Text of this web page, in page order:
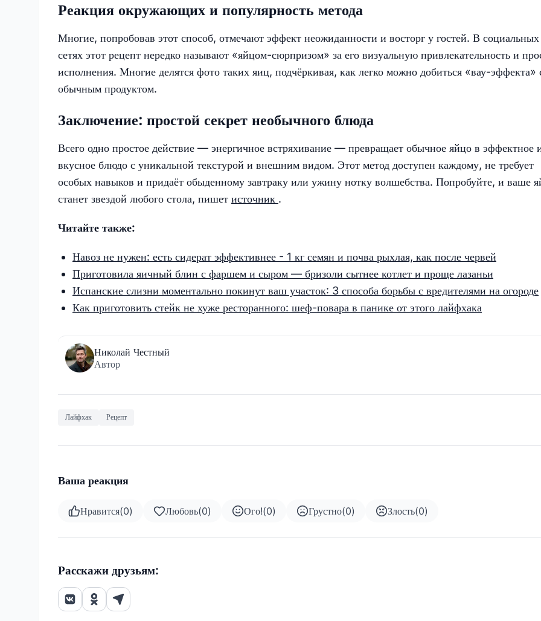
Реакция окружающих и популярность метода
Многие, попробовав этот способ, отмечают эффект неожиданности и восторг у гостей. В социальных
сетях этот рецепт нередко называют «яйцом-сюрпризом» за его визуальную привлекательность и
исполнения. Многие делятся фото таких яиц, подчёркивая, как легко можно добиться «вау-эффекта»
обычным продуктом.
Заключение: простой секрет необычного блюда
Всего одно простое действие — энергичное встряхивание — превращает обычное яйцо в эффектное
вкусное блюдо с уникальной текстурой и внешним видом. Этот метод доступен каждому, не требует
особых навыков и придаёт обыденному завтраку или ужину нотку волшебства. Попробуйте, и ваше
станет звездой любого стола, пишет источник .
Читайте также:
Навоз не нужен: есть сидерат эффективнее - 1 кг семян и почва рыхлая, как после червей
Приготовила яичный блин с фаршем и сыром — бризоли сытнее котлет и проще лазаньи
Испанские слизни моментально покинут ваш участок: 3 способа борьбы с вредителями на огороде
Как приготовить стейк не хуже ресторанного: шеф-повара в панике от этого лайфхака
Николай Честный
Автор
Лайфхак Рецепт
Ваша реакция
Нравится(0) Любовь(0) Ого!(0) Грустно(0) Злость(0)
Расскажи друзьям: